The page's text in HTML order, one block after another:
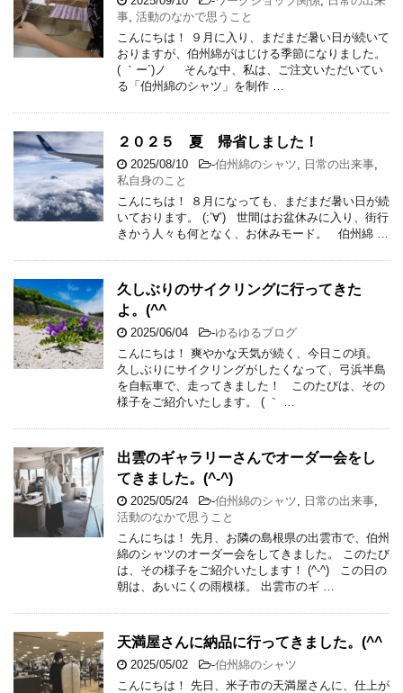
事, 活動のなかで思うこと
こんにちは！ ９月に入り、まだまだ暑い日が続いて
おりますが、伯州綿がはじける季節になりました。
( ｀ー´)ノ そんな中、私は、ご注文いただいてい
る「伯州綿のシャツ」を制作 …
２０２５ 夏 帰省しました！
2025/08/10 -伯州綿のシャツ, 日常の出来事,
私自身のこと
こんにちは！ ８月になっても、まだまだ暑い日が続
いております。 (;’∀’) 世間はお盆休みに入り、街行
きかう人々も何となく、お休みモード。 伯州綿 …
久しぶりのサイクリングに行ってきた
よ。(^^ゞ
2025/06/04 -ゆるゆるブログ
こんにちは！ 爽やかな天気が続く、今日この頃。
久しぶりにサイクリングがしたくなって、弓浜半島
を自転車で、走ってきました！ このたびは、その
様子をご紹介いたします。 ( ｀ …
出雲のギャラリーさんでオーダー会をし
てきました。(^-^)
2025/05/24 -伯州綿のシャツ, 日常の出来事,
活動のなかで思うこと
こんにちは！ 先月、お隣の島根県の出雲市で、伯州
綿のシャツのオーダー会をしてきました。 このたび
は、その様子をご紹介いたします！ (^-^) この日の
朝は、あいにくの雨模様。 出雲市のギ …
天満屋さんに納品に行ってきました。(^^
2025/05/02 -伯州綿のシャツ
こんにちは！ 先日、米子市の天満屋さんに、仕上が